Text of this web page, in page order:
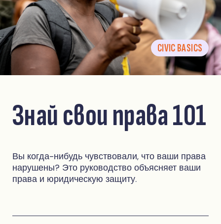
CIVIC BASICS
Знай свои права 101
Вы когда-нибудь чувствовали, что ваши права
нарушены? Это руководство объясняет ваши
права и юридическую защиту.